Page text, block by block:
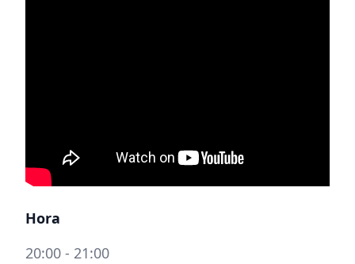
Hora
20:00 - 21:00